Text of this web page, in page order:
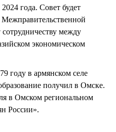
года. Совет будет
Межправительственной
между
экономическом
году в армянском селе
получил в Омске.
в Омском региональном
России».